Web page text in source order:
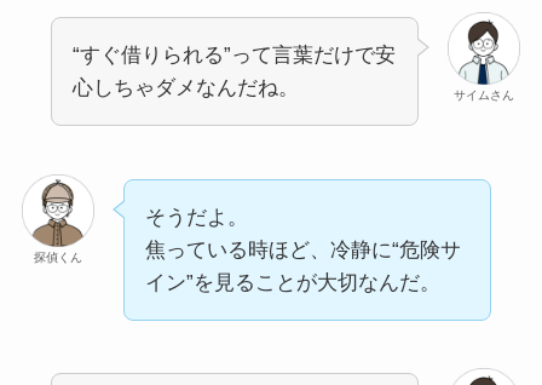
サイムさん
“すぐ借りられる”って言葉だけで安
心しちゃダメなんだね。
探偵くん
そうだよ。
焦っている時ほど、冷静に“危険サ
イン”を見ることが大切なんだ。